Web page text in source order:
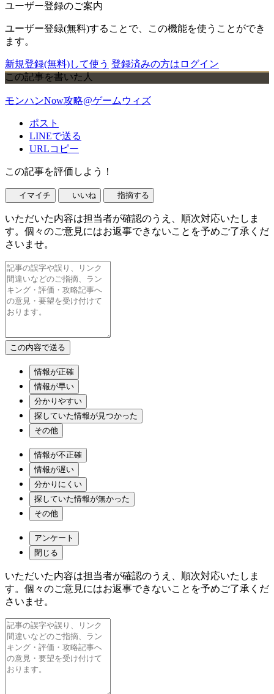
ユーザー登録のご案内
ユーザー登録(無料)することで、この機能を使うことができ
ます。
新規登録(無料)して使う 登録済みの方はログイン
この記事を書いた人
モンハンNow攻略@ゲームウィズ
ポスト
LINEで送る
URLコピー
この記事を評価しよう！
イマイチ いいね 指摘する
いただいた内容は担当者が確認のうえ、順次対応いたしま
す。個々のご意見にはお返事できないことを予めご了承くだ
さいませ。
情報が正確
情報が早い
分かりやすい
探していた情報が見つかった
その他
情報が不正確
情報が遅い
分かりにくい
探していた情報が無かった
その他
アンケート
閉じる
いただいた内容は担当者が確認のうえ、順次対応いたしま
す。個々のご意見にはお返事できないことを予めご了承くだ
さいませ。